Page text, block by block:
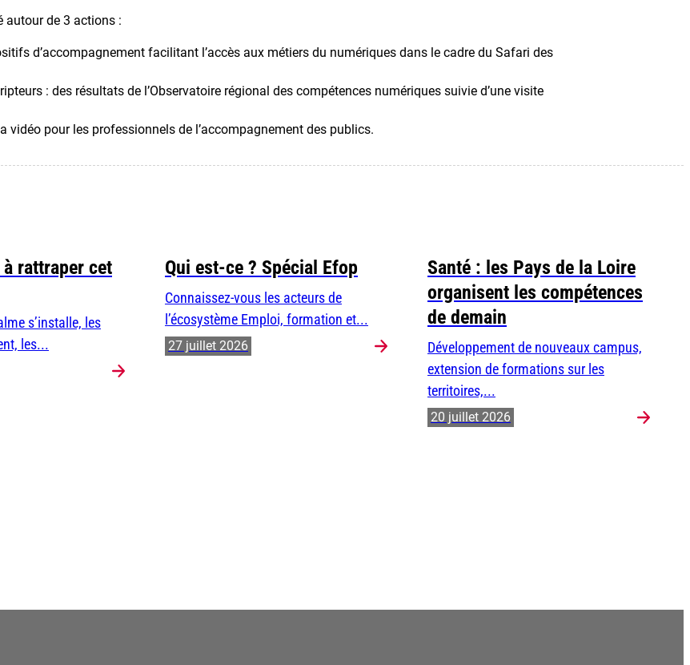
autour de 3 actions :
d’accompagnement facilitant l’accès aux métiers du numériques dans le cadre du Safari des
: des résultats de l’Observatoire régional des compétences numériques suivie d’une visite
vidéo pour les professionnels de l’accompagnement des publics.
rattraper cet
s’installe, les
les...
Qui est-ce ? Spécial Efop
Connaissez-vous les acteurs de
l’écosystème Emploi, formation et...
27 juillet 2026
Santé : les Pays de la Loire
organisent les compétences
de demain
Développement de nouveaux campus,
extension de formations sur les
territoires,...
20 juillet 2026